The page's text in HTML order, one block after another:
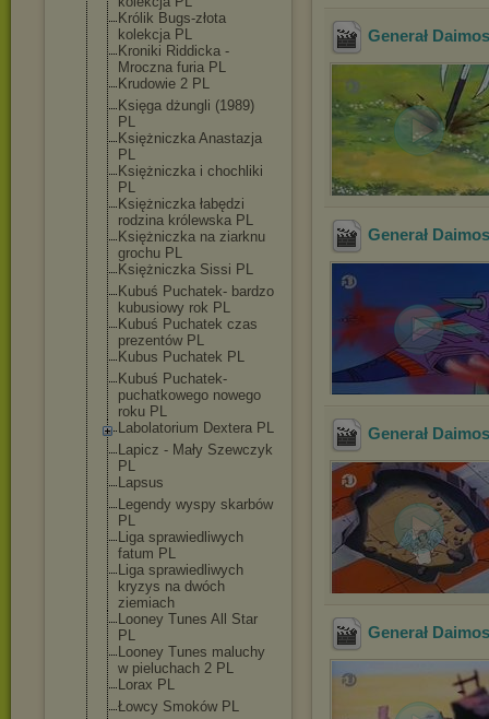
Królik Bugs-złota
kolekcja PL
Kroniki Riddicka -
Mroczna furia PL
Krudowie 2 PL
Księga dżungli (1989)
PL
Księżniczka Anastazja
PL
Księżniczka i chochliki
PL
Księżniczka łabędzi
rodzina królewska PL
Księżniczka na ziarknu
grochu PL
Księżniczka Sissi PL
Kubuś Puchatek- bardzo
kubusiowy rok PL
Kubuś Puchatek czas
prezentów PL
Kubus Puchatek PL
Kubuś Puchatek-
puchatkowego nowego
roku PL
Labolatorium Dextera PL
Lapicz - Mały Szewczyk
PL
Lapsus
Legendy wyspy skarbów
PL
Liga sprawiedliwych
fatum PL
Liga sprawiedliwych
kryzys na dwóch
ziemiach
Looney Tunes All Star
PL
Looney Tunes maluchy
w pieluchach 2 PL
Lorax PL
Łowcy Smoków PL
Generał
Generał
Generał
Generał